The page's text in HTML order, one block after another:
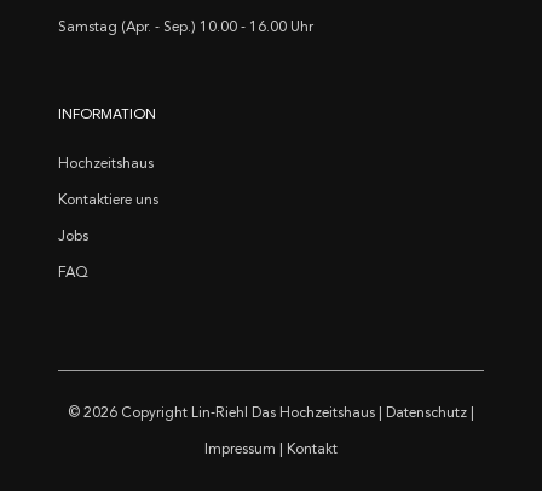
Samstag (Apr. - Sep.) 10.00 - 16.00 Uhr
INFORMATION
Hochzeitshaus
Kontaktiere uns
Jobs
FAQ
© 2026 Copyright Lin-Riehl Das Hochzeitshaus Datenschutz
Impressum Kontakt